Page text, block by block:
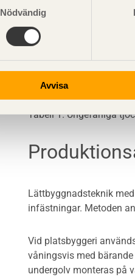
Nödvändig
Avvisa
Lägenhetsskiljande vägg,
Lägenhetsskiljande
Lägenhetsskiljande
Tabell 1. Ungefärliga
Lättbyggnadsteknik
infästningar. Metoden
Vid platsbyggeri
våningsvis med
undergolv monteras på